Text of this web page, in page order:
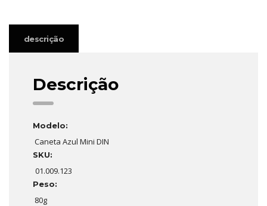
descrição
Descrição
Modelo:
Caneta Azul Mini DIN
SKU:
01.009.123
Peso:
80g